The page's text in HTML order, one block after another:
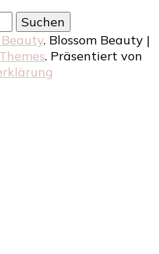
. Blossom Beauty |
. Präsentiert von